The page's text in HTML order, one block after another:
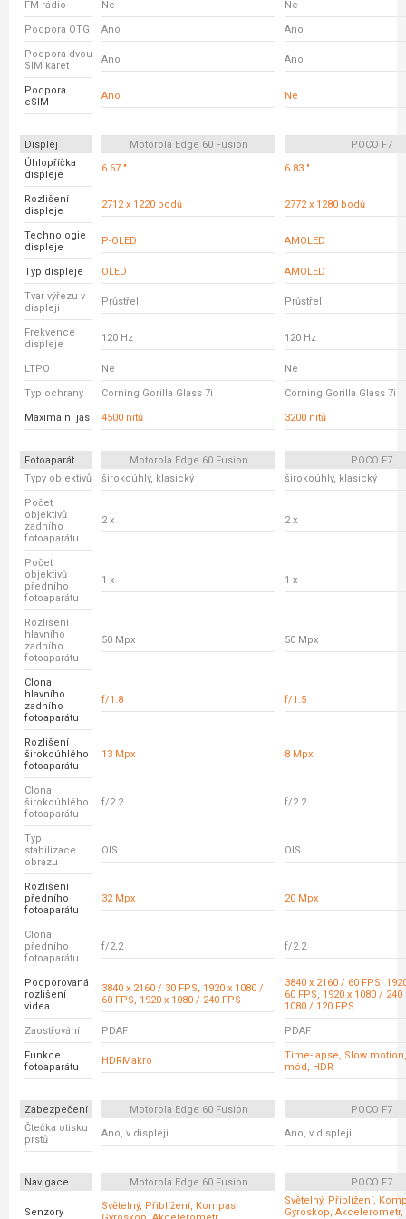
FM rádio Ne Ne
Podpora OTG Ano Ano
Podpora dvou
SIM karet
Ano Ano
Podpora
eSIM
Ano Ne
Displej Motorola Edge 60 Fusion
POCO F7
Úhlopříčka
displeje
6.67 " 6.83 "
Rozlišení
displeje
2712 x 1220 bodů 2772 x 1280 bodů
Technologie
displeje
P-OLED AMOLED
Typ displeje OLED AMOLED
Tvar výřezu v
displeji
Průstřel Průstřel
Frekvence
displeje
120 Hz 120 Hz
LTPO Ne Ne
Typ ochrany Corning Gorilla Glass 7i Corning Gorilla Glass 7i
Maximální jas 4500 nitů 3200 nitů
Fotoaparát Motorola Edge 60 Fusion
POCO F7
Typy objektivů
širokoúhlý, klasický širokoúhlý, klasický
Počet
objektivů
zadního
fotoaparátu
2 x 2 x
Počet
objektivů
předního
fotoaparátu
1 x 1 x
Rozlišení
hlavního
zadního
fotoaparátu
50 Mpx 50 Mpx
Clona
hlavního
zadního
fotoaparátu
f/1.8 f/1.5
Rozlišení
širokoúhlého
fotoaparátu
13 Mpx 8 Mpx
Clona
širokoúhlého
fotoaparátu
f/2.2 f/2.2
Typ
stabilizace
obrazu
OIS OIS
Rozlišení
předního
fotoaparátu
32 Mpx 20 Mpx
Clona
předního
fotoaparátu
f/2.2 f/2.2
Podporovaná
rozlišení
videa
3840 x 2160 / 30 FPS, 1920 x 1080 /
60 FPS, 1920 x 1080 / 240 FPS
3840 x 2160 / 60 FPS,
60 FPS, 1920 x 1080 / 240
1080 / 120 FPS
Zaostřování PDAF PDAF
Funkce
fotoaparátu
HDRMakro
Time-lapse, Slow
mód, HDR
Zabezpečení Motorola Edge 60 Fusion
POCO F7
Čtečka otisku
prstů
Ano, v displeji Ano, v displeji
Navigace Motorola Edge 60 Fusion POCO F7
Senzory
Světelný, Přiblížení, Kompas,
Světelný, Přiblížení,
Gyroskop, Akcelerometr,